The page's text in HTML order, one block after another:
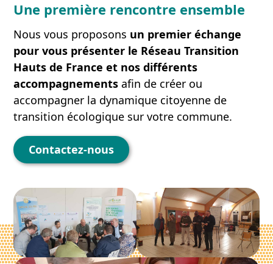
Une première rencontre ensemble
Nous vous proposons un premier échange
pour vous présenter le Réseau Transition
Hauts de France et nos différents
accompagnements afin de créer ou
accompagner la dynamique citoyenne de
transition écologique sur votre commune.
Contactez-nous